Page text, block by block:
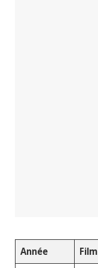
Année Film